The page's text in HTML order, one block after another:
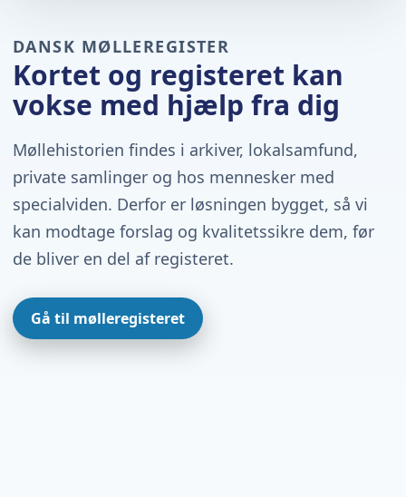
DANSK MØLLEREGISTER
Kortet og registeret kan
vokse med hjælp fra dig
Møllehistorien findes i arkiver, lokalsamfund,
private samlinger og hos mennesker med
specialviden. Derfor er løsningen bygget, så vi
kan modtage forslag og kvalitetssikre dem, før
de bliver en del af registeret.
Gå til mølleregisteret